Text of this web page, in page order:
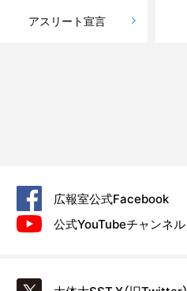
アスリート宣言
広報室公式Facebook
公式YouTubeチャンネル